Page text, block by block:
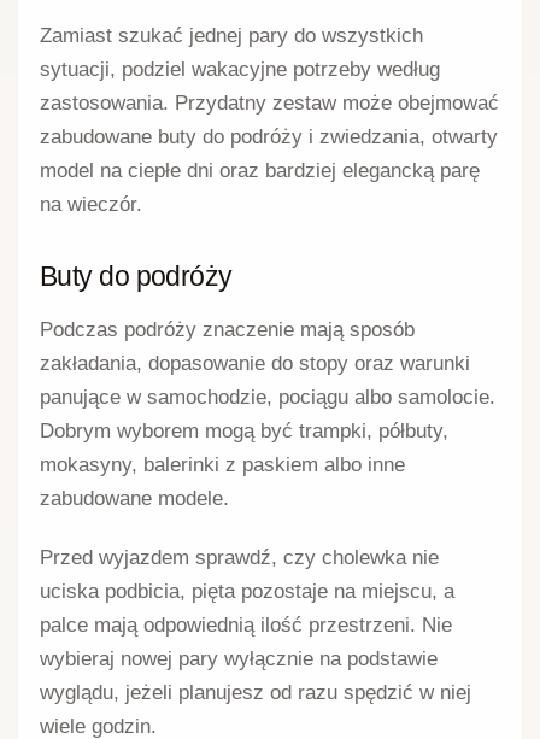
Zamiast szukać jednej pary do wszystkich
sytuacji, podziel wakacyjne potrzeby według
zastosowania. Przydatny zestaw może obejmować
zabudowane buty do podróży i zwiedzania, otwarty
model na ciepłe dni oraz bardziej elegancką parę
na wieczór.
Buty do podróży
Podczas podróży znaczenie mają sposób
zakładania, dopasowanie do stopy oraz warunki
panujące w samochodzie, pociągu albo samolocie.
Dobrym wyborem mogą być trampki, półbuty,
mokasyny, balerinki z paskiem albo inne
zabudowane modele.
Przed wyjazdem sprawdź, czy cholewka nie
uciska podbicia, pięta pozostaje na miejscu, a
palce mają odpowiednią ilość przestrzeni. Nie
wybieraj nowej pary wyłącznie na podstawie
wyglądu, jeżeli planujesz od razu spędzić w niej
wiele godzin.